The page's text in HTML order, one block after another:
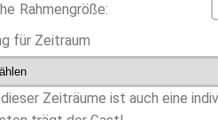
Rahmengröße:
für Zeitraum
Zeiträume ist auch eine